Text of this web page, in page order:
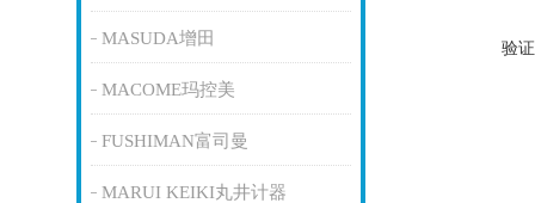
MASUDA增田
MACOME玛控美
FUSHIMAN富司曼
MARUI KEIKI丸井计器
验